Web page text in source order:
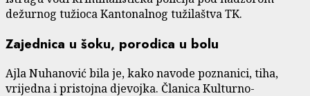
dežurnog tužioca Kantonalnog tužilaštva TK.
Zajednica u šoku, porodica u bolu
Ajla Nuhanović bila je, kako navode poznanici, tiha,
vrijedna i pristojna djevojka. Članica Kulturno-